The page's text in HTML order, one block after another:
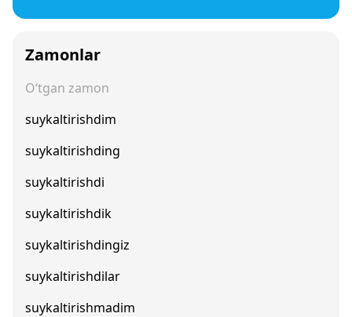
Zamonlar
O‘tgan zamon
suykaltirishdim
suykaltirishding
suykaltirishdi
suykaltirishdik
suykaltirishdingiz
suykaltirishdilar
suykaltirishmadim